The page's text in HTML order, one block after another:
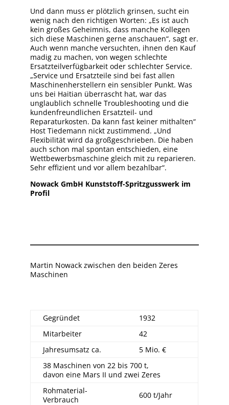
Und dann muss er plötzlich grinsen, sucht ein
wenig nach den richtigen Worten: „Es ist auch
kein großes Geheimnis, dass manche Kollegen
sich diese Maschinen gerne anschauen“, sagt er.
Auch wenn manche versuchten, ihnen den Kauf
madig zu machen, von wegen schlechte
Ersatzteilverfügbarkeit oder schlechter Service.
„Service und Ersatzteile sind bei fast allen
Maschinenherstellern ein sensibler Punkt. Was
uns bei Haitian überrascht hat, war das
unglaublich schnelle Troubleshooting und die
kundenfreundlichen Ersatzteil- und
Reparaturkosten. Da kann fast keiner mithalten“
Host Tiedemann nickt zustimmend. „Und
Flexibilität wird da großgeschrieben. Die haben
auch schon mal spontan entschieden, eine
Wettbewerbsmaschine gleich mit zu reparieren.
Sehr effizient und vor allem bezahlbar“.
Nowack GmbH Kunststoff-Spritzgusswerk im
Profil
Martin Nowack zwischen den beiden Zeres
Maschinen
Gegründet
1932
Mitarbeiter
42
Jahresumsatz ca.
5 Mio. €
38 Maschinen von 22 bis 700 t,
davon eine Mars II und zwei Zeres
Rohmaterial-
Verbrauch
600 t/Jahr